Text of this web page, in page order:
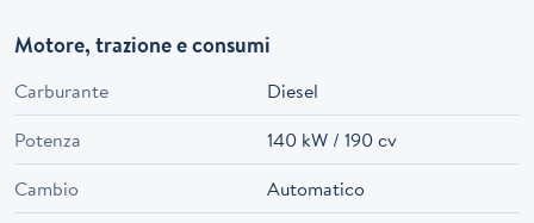
Motore, trazione e consumi
Carburante
Diesel
Potenza
140 kW / 190 cv
Cambio
Automatico